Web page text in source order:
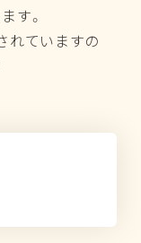
す。
れていますの